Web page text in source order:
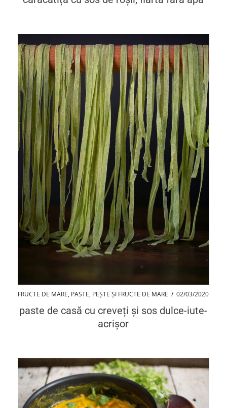
FRUCTE DE MARE, PASTE, PEȘTE ȘI FRUCTE DE MARE / 02/03/2020
paste de casă cu creveți și sos dulce-iute-
acrișor